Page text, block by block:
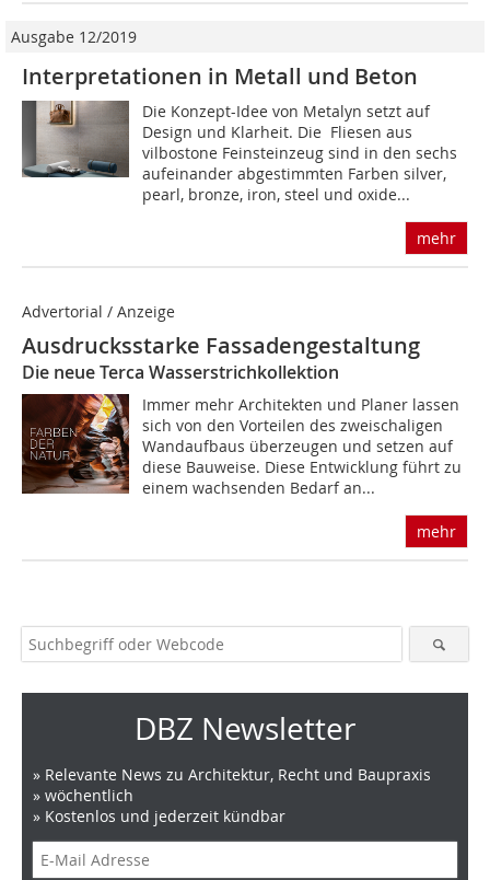
Ausgabe 12/2019
Interpretationen in Metall und Beton
Die Konzept-Idee von Metalyn setzt auf
Design und Klarheit. Die Fliesen aus
vilbostone Feinsteinzeug sind in den sechs
aufeinander abgestimmten Farben silver,
pearl, bronze, iron, steel und oxide...
mehr
Advertorial / Anzeige
Ausdrucksstarke Fassadengestaltung
Die neue Terca Wasserstrichkollektion
Immer mehr Architekten und Planer lassen
sich von den Vorteilen des zweischaligen
Wandaufbaus überzeugen und setzen auf
diese Bauweise. Diese Entwicklung führt zu
einem wachsenden Bedarf an...
mehr
DBZ Newsletter
» Relevante News zu Architektur, Recht und Baupraxis
» wöchentlich
» Kostenlos und jederzeit kündbar